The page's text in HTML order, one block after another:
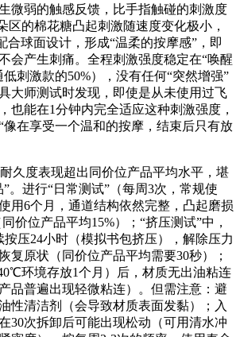
微弱的触感反馈，比手指触碰的刺激度
区的棉花糖凸起刺激随速度变化极小，
合球面设计，形成“温柔的按摩感”，即
会产生刺痛。全程刺激强度稳定在“唤醒
刺激款的50%），没有任何“突然增强”
大师测试时发现，即使是从未使用过飞
也能在1分钟内完全适应这种刺激强度，
像在享受一个温和的按摩，结束后只有放
耐久度表现超出同价位产品平均水平，堪
。进行“日常测试”（每周3次，常规使
用6个月，通道结构依然完整，凸起磨损
价位产品平均15%）；“挤压测试”中，
按压24小时（模拟书包挤压），解除压力
复原状（同价位产品平均需要30秒）；
环境存放1个月）后，材质无出油粘连
品普遍出现轻微粘连）。但需注意：避
性清洁剂（会导致材质表面发黏）；入
30次拆卸后可能出现松动（可用清水冲